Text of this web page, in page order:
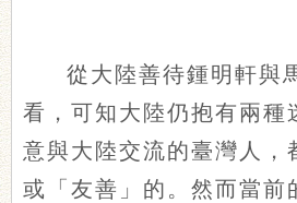
從大陸善待鍾明軒與
看，可知大陸仍抱有兩種
意與大陸交流的臺灣人，
或「友善」的。然而當前